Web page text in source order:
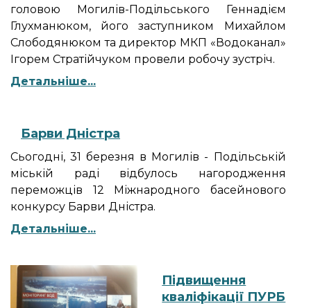
головою Могилів-Подільського Геннадієм
Глухманюком, його заступником Михайлом
Слободянюком та директор МКП «Водоканал»
Ігорем Стратійчуком провели робочу зустріч.
Детальніше...
Барви Дністра
Сьогодні, 31 березня в Могилів - Подільській
міській раді відбулось нагородження
переможців 12 Міжнародного басейнового
конкурсу Барви Дністра.
Детальніше...
Підвищення
кваліфікації ПУРБ